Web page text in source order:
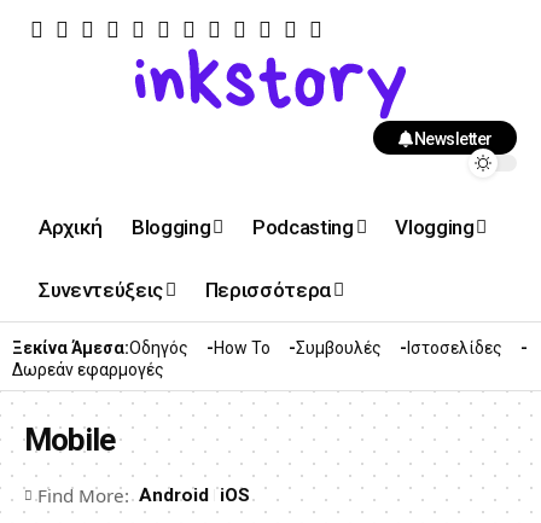
Newsletter
Αρχική Blogging Podcasting Vlogging
Συνεντεύξεις Περισσότερα
Ξεκίνα Άμεσα:Οδηγός How To Συμβουλές
Ιστοσελίδες
Δωρεάν εφαρμογές
Mobile
Find More: Android iOS